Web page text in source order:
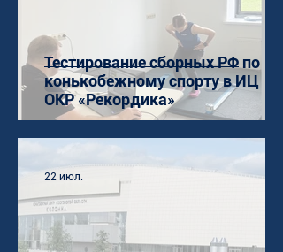
Тестирование сборных РФ по
конькобежному спорту в ИЦ
ОКР «Рекордика»
22 июл.